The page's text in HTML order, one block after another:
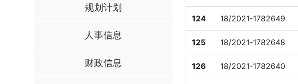
规划计划
人事信息
财政信息
124 18/2021-1782649
125 18/2021-1782648
126 18/2021-1782640